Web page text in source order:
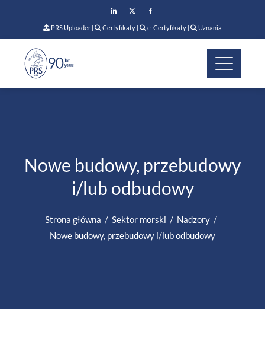
PRS Uploader | Certyfikaty | e-Certyfikaty | Uznania
Nowe budowy, przebudowy
i/lub odbudowy
Strona główna Sektor morski
Nadzory
Nowe budowy, przebudowy i/lub odbudowy